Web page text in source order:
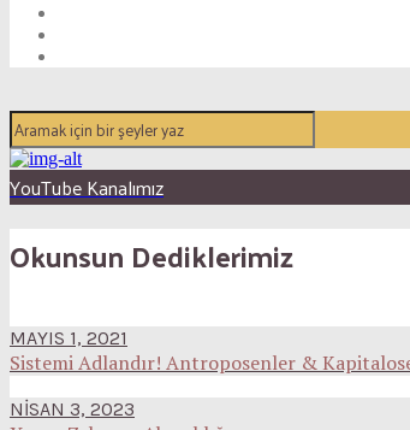
YouTube Kanalımız
Okunsun Dediklerimiz
MAYIS 1, 2021
Sistemi Adlandır! Antroposenler &
NISAN 3, 2023